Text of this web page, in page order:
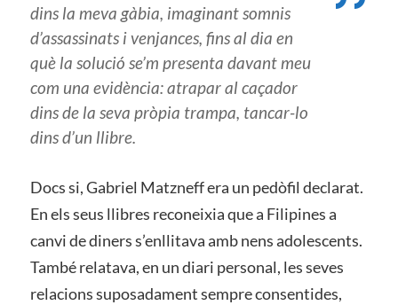
dins la meva gàbia, imaginant somnis
d’assassinats i venjances, fins al dia en
què la solució se’m presenta davant meu
com una evidència: atrapar al caçador
dins de la seva pròpia trampa, tancar-lo
dins d’un llibre.
Docs si, Gabriel Matzneff era un pedòfil declarat.
En els seus llibres reconeixia que a Filipines a
canvi de diners s’enllitava amb nens adolescents.
També relatava, en un diari personal, les seves
relacions suposadament sempre consentides,